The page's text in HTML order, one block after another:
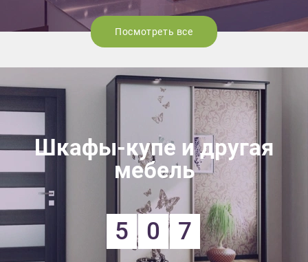
Посмотреть все
Шкафы-купе и другая
мебель
5 0 7